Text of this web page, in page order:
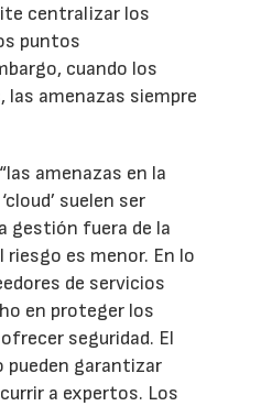
centralizar los
puntos
cuando los
amenazas siempre
amenazas en la
suelen ser
gestión fuera de la
riesgo es menor. En lo
de servicios
en proteger los
seguridad. El
pueden garantizar
a expertos. Los